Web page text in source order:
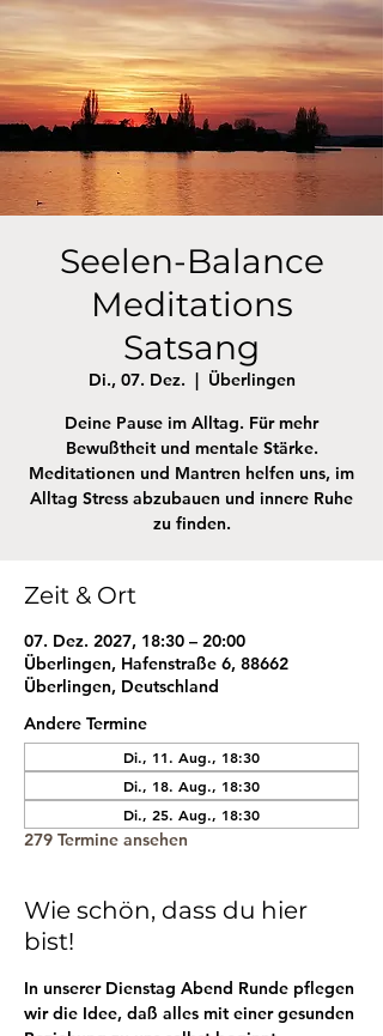
Seelen-Balance
Meditations
Satsang
Di., 07. Dez.
  |
Überlingen
Deine Pause im Alltag. Für mehr
Bewußtheit und mentale Stärke.
Meditationen und Mantren helfen uns, im
Alltag Stress abzubauen und innere Ruhe
zu finden.
Zeit & Ort
07. Dez. 2027, 18:30 – 20:00
Überlingen, Hafenstraße 6, 88662
Überlingen, Deutschland
Andere Termine
Di., 11. Aug., 18:30
Di., 18. Aug., 18:30
Di., 25. Aug., 18:30
279 Termine ansehen
Wie schön, dass du hier
bist!
In unserer Dienstag Abend Runde pflegen
wir die Idee, daß alles mit einer gesunden